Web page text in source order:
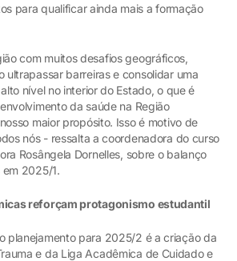
para qualificar ainda mais a formação
com muitos desafios geográficos,
ultrapassar barreiras e consolidar uma
nível no interior do Estado, o que é
da saúde na Região
maior propósito. Isso é motivo de
nós - ressalta a coordenadora do curso
Rosângela Dornelles, sobre o balanço
2025/1.
reforçam protagonismo estudantil
planejamento para 2025/2 é a criação da
e da Liga Acadêmica de Cuidado e